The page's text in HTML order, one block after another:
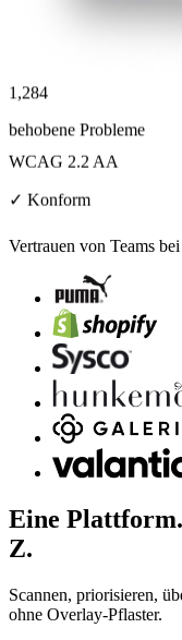
1,284
behobene Probleme
WCAG 2.2 AA
✓ Konform
Vertrauen von Teams bei
Eine
Z.
Scannen, priorisieren,
ohne Overlay-Pflaster.